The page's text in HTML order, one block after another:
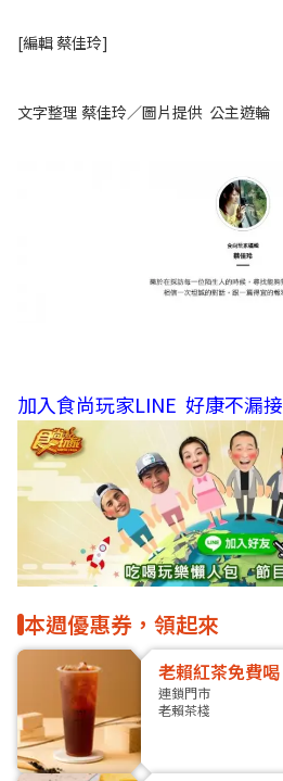
[編輯 蔡佳玲]
文字整理 蔡佳玲／圖片提供 公主遊輪
加入食尚玩家LINE 好康不漏接
本週優惠券，領起來
老賴紅茶免費喝
連鎖門市
老賴茶棧